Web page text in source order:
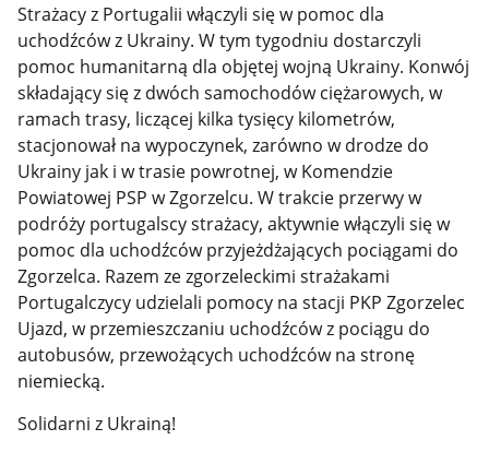
Strażacy z Portugalii włączyli się w pomoc dla
uchodźców z Ukrainy. W tym tygodniu dostarczyli
pomoc humanitarną dla objętej wojną Ukrainy. Konwój
składający się z dwóch samochodów ciężarowych, w
ramach trasy, liczącej kilka tysięcy kilometrów,
stacjonował na wypoczynek, zarówno w drodze do
Ukrainy jak i w trasie powrotnej, w Komendzie
Powiatowej PSP w Zgorzelcu. W trakcie przerwy w
podróży portugalscy strażacy, aktywnie włączyli się w
pomoc dla uchodźców przyjeżdżających pociągami do
Zgorzelca. Razem ze zgorzeleckimi strażakami
Portugalczycy udzielali pomocy na stacji PKP Zgorzelec
Ujazd, w przemieszczaniu uchodźców z pociągu do
autobusów, przewożących uchodźców na stronę
niemiecką.
Solidarni z Ukrainą!